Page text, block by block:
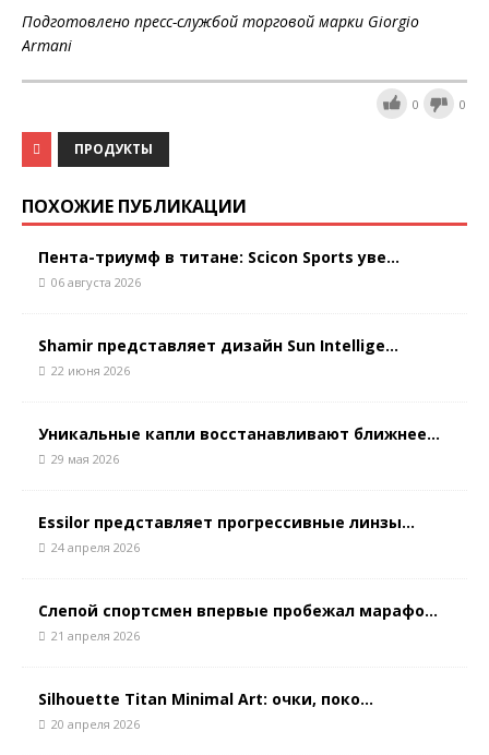
Подготовлено пресс-службой торговой марки Giorgio
Armani
0 0
ПРОДУКТЫ
ПОХОЖИЕ ПУБЛИКАЦИИ
Пента-триумф в титане: Scicon Sports уве...
06 августа 2026
Shamir представляет дизайн Sun Intellige...
22 июня 2026
Уникальные капли восстанавливают ближнее...
29 мая 2026
Essilor представляет прогрессивные линзы...
24 апреля 2026
Слепой спортсмен впервые пробежал марафо...
21 апреля 2026
Silhouette Titan Minimal Art: очки, поко...
20 апреля 2026